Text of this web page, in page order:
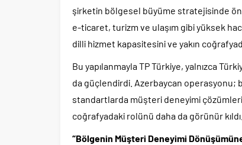
şirketin bölgesel büyüme stratejisinde
e-ticaret, turizm ve ulaşım gibi yüksek
dilli hizmet kapasitesini ve yakın
Bu yapılanmayla TP Türkiye, yalnızca
da güçlendirdi. Azerbaycan operasyonu;
standartlarda müşteri deneyimi çözümleri
coğrafyadaki rolünü daha da görünür kıldı.
“Bölgenin Müşteri Deneyimi